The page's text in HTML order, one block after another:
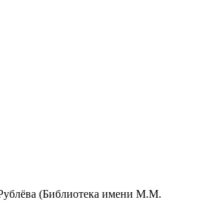
(Библиотека имени М.М.